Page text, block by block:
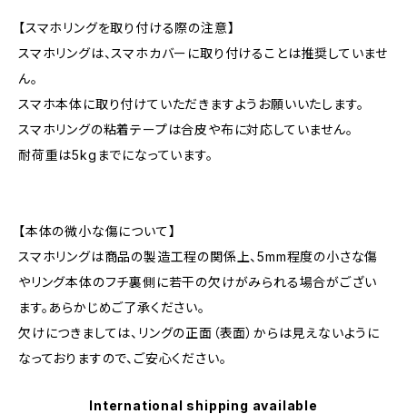
【スマホリングを取り付ける際の注意】
スマホリングは、スマホカバーに取り付けることは推奨していませ
ん。
スマホ本体に取り付けていただきますようお願いいたします。
スマホリングの粘着テープは合皮や布に対応していません。
耐荷重は5kgまでになっています。
【本体の微小な傷について】
スマホリングは商品の製造工程の関係上、5mm程度の小さな傷
やリング本体のフチ裏側に若干の欠けがみられる場合がござい
ます。あらかじめご了承ください。
欠けにつきましては、リングの正面（表面）からは見えないように
なっておりますので、ご安心ください。
International shipping available